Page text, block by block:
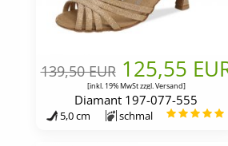
139,50 EUR 125,55
[inkl. 19% MwSt zzgl. Versand]
Diamant 197-077-555
5,0 cm schmal